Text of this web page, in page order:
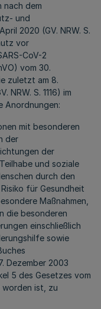
nach dem
und
2020 (GV. NRW. S.
vor
CoV-2
vom 30.
zuletzt am 8.
NRW. S. 1116) im
Anordnungen:
mit besonderen
der
der
und soziale
durch den
für Gesundheit
Maßnahmen,
die besonderen
einschließlich
sowie
Dezember 2003
5 des Gesetzes vom
worden ist, zu